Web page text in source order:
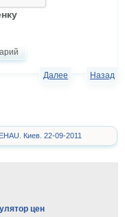
Назад
Далее
Киев. 22-09-2011
цен